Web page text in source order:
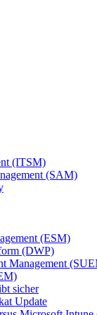
(ITSM)
(SAM)
(ESM)
(DWP)
Management
sicher
Update